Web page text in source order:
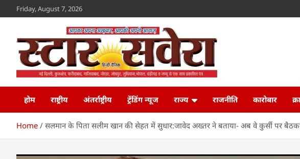
to
Friday, August 7, 2026
Star Savera
होम
राष्ट्रीय अंतर्राष्ट्रीय ट्रेंडिंग न्यूज राज्य राजनीति कारोबार
Home सलमान के पिता सलीम खान की सेहत में सुधार:जावेद अख्तर ने बताया- अब वे कुर्सी पर